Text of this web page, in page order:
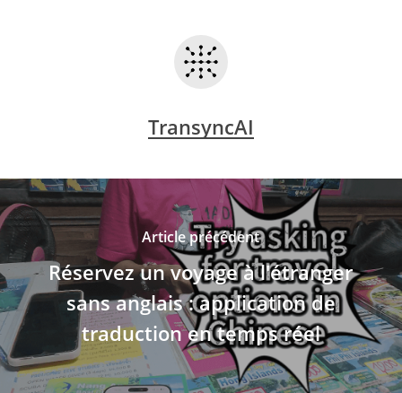
TransyncAI
Article précédent
Réservez un voyage à l'étranger
sans anglais : application de
traduction en temps réel